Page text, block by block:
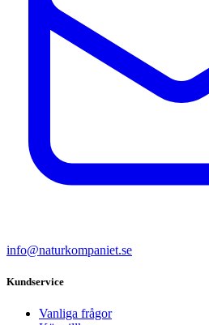
info@naturkompaniet.se
Kundservice
Vanliga frågor